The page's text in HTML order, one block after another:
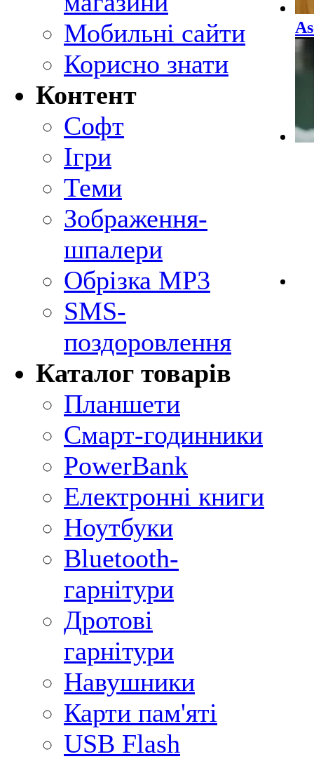
Мобильні сайти
Корисно знати
Контент
Софт
Ігри
Теми
Зображення-
шпалери
Обрізка MP3
SMS-
поздоровлення
Каталог товарів
Планшети
Смарт-годинники
PowerBank
Електронні книги
Ноутбуки
Bluetooth-
гарнітури
Дротові
гарнітури
Навушники
Карти пам'яті
USB Flash